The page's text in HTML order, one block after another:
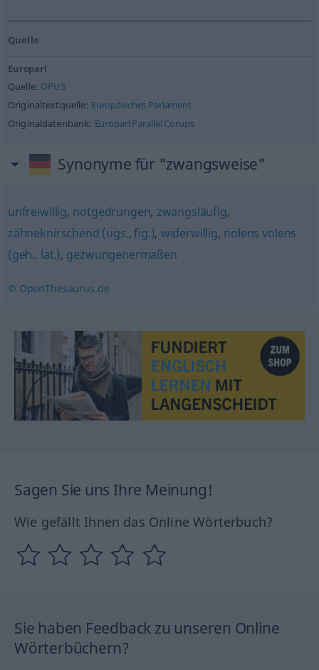
Quelle
Europarl
Quelle: OPUS
Originaltextquelle: Europäisches Parlament
Originaldatenbank: Europarl Parallel Corups
Synonyme für "zwangsweise"
unfreiwillig, notgedrungen, zwangsläufig,
zähneknirschend (ugs., fig.), widerwillig, nolens volens
(geh., lat.), gezwungenermaßen
© OpenThesaurus.de
Sagen Sie uns Ihre Meinung!
Wie gefällt Ihnen das Online Wörterbuch?
Sie haben Feedback zu unseren Online
Wörterbüchern?